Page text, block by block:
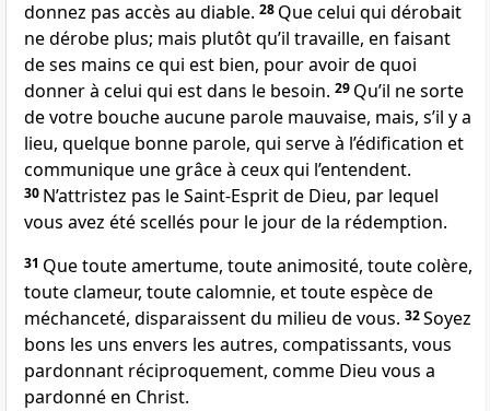
donnez pas accès au diable. 28 Que celui qui dérobait
ne dérobe plus; mais plutôt qu’il travaille, en faisant
de ses mains ce qui est bien, pour avoir de quoi
donner à celui qui est dans le besoin. 29 Qu’il ne sorte
de votre bouche aucune parole mauvaise, mais, s’il y a
lieu, quelque bonne parole, qui serve à l’édification et
communique une grâce à ceux qui l’entendent.
30 N’attristez pas le Saint-Esprit de Dieu, par lequel
vous avez été scellés pour le jour de la rédemption.
31 Que toute amertume, toute animosité, toute colère,
toute clameur, toute calomnie, et toute espèce de
méchanceté, disparaissent du milieu de vous. 32Soyez
bons les uns envers les autres, compatissants, vous
pardonnant réciproquement, comme Dieu vous a
pardonné en Christ.